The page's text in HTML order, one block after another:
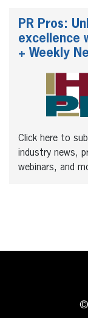
PR Pros:
excellence
+ Weekly
Click here to
industry news,
webinars, and
©